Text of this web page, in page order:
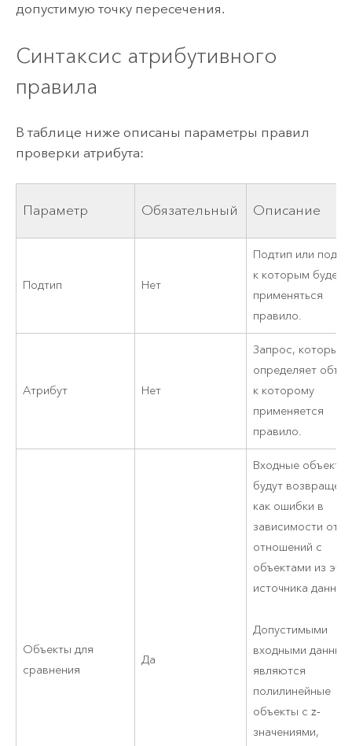
допустимую точку пересечения.
Синтаксис атрибутивного
правила
В таблице ниже описаны параметры правил
проверки атрибута:
Параметр Обязательный Описание
Подтип Нет
Подтип или
к которым будет
применяться
правило.
Атрибут Нет
Запрос, который
определяет
к которому
применяется
правило.
Объекты для
сравнения
Да
Входные объекты
будут
как ошибки в
зависимости от
отношений с
объектами из
источника
Допустимыми
входными
являются
полилинейные
объекты с z-
значениями,